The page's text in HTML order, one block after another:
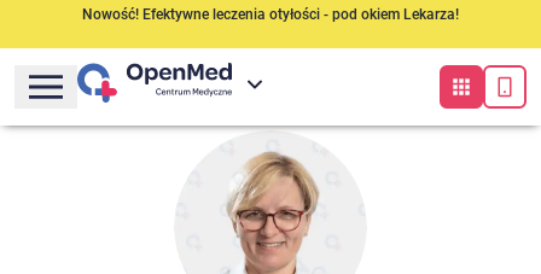
Nowość! Efektywne leczenia otyłości - pod okiem Lekarza!